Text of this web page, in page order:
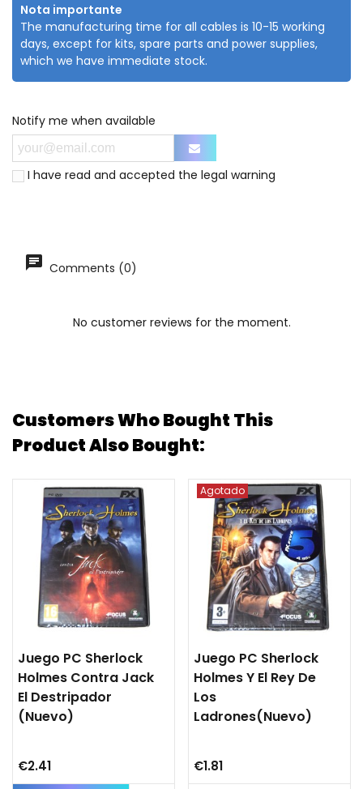
Nota importante
The manufacturing time for all cables is 10-15 working
days, except for kits, spare parts and power supplies,
which we have immediate stock.
Notify me when available
I have read and accepted the legal warning
Comments (0)
No customer reviews for the moment.
Customers Who Bought This
Product Also Bought:
Juego PC Sherlock
Holmes Contra Jack
El Destripador
(nuevo)
€2.41
Agotado
Juego PC Sherlock
Holmes Y El Rey De
Los
Ladrones(nuevo)
€1.81